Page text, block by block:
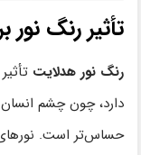
تأثیر رنگ
رنگ نور هدلایت
دارد، چون چشم